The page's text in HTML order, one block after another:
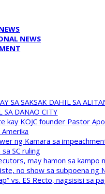
NEWS
SA SAKSAK DAHIL SA
SA DANAO CITY
kay KOJC founder Pastor
ng Kamara sa
SC ruling
may hamon sa kampo
no show sa subpoena ng
vs. ES Recto, nagsisisi sa